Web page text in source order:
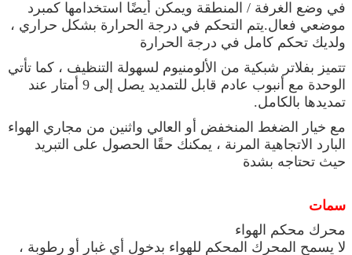
في وضع الغرفة / المنطقة ويمكن أيضًا استخدامها كمبرد
موضعي فعال.يتم التحكم في درجة الحرارة بشكل حراري ،
ولديك تحكم كامل في درجة الحرارة
تتميز بفلاتر شبكية من الألومنيوم لسهولة التنظيف ، كما تأتي
الوحدة مع أنبوب عادم قابل للتمديد يصل إلى 9 أمتار عند
تمديدها بالكامل.
مع خيار الضغط المنخفض أو العالي واثنين من مجاري الهواء
البارد الاتجاهية المرنة ، يمكنك حقًا الحصول على التبريد
حيث تحتاجه بشدة
سمات
محرك محكم الهواء
لا يسمح المحرك المحكم للهواء بدخول أي غبار أو رطوبة ،